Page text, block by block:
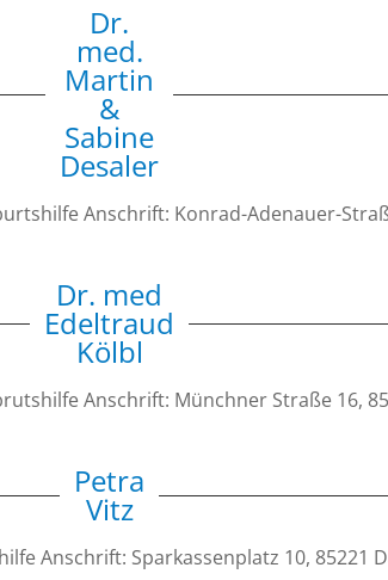
Dr.
med.
Martin
&
Sabine
Desaler
Anschrift: Konrad-Adenauer-
Dr. med
Edeltraud
Kölbl
Anschrift: Münchner Straße 16,
Petra
Vitz
Anschrift: Sparkassenplatz 10, 85221